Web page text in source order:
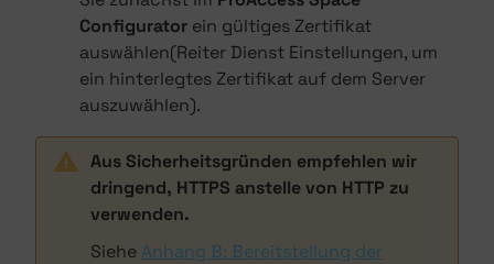
Configurator ein gültiges Zertifikat
auswählen(Reiter Dienst Einstellungen, um
ein hinterlegtes Zertifikat auf dem Server
auszuwählen).
Aus Sicherheitsgründen empfehlen wir
dringend, HTTPS anstelle von HTTP zu
verwenden.
Siehe Anhang B: Bereitstellung der